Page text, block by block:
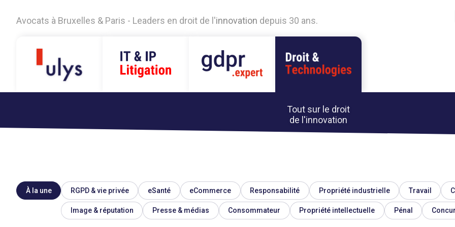
Avocats à Bruxe es & Paris - Leaders en droit de 'innovation depuis 30 ans.
Tout sur le droit
de l'innovation
À la une RGPD & vie privée eSanté eCommerce Responsabilité Propriété industrielle Travail
Image & réputation Presse & médias Consommateur Propriété intellectuelle Pénal